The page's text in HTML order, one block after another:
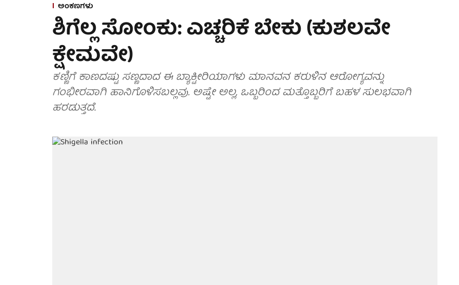
ಅಂಕಣಗಳು
ಶಿಗೆಲ್ಲ ಸೋಂಕು: ಎಚ್ಚರಿಕೆ ಬೇಕು (ಕುಶಲವೇ
ಕ್ಷೇಮವೇ)
ಕಣ್ಣಿಗೆ ಕಾಣದಷ್ಟು ಸಣ್ಣದಾದ ಈ ಬ್ಯಾಕ್ಟೀರಿಯಾಗಳು ಮಾನವನ ಕರುಳಿನ ಆರೋಗ್ಯವನ್ನು
ಗಂಭೀರವಾಗಿ ಹಾನಿಗೊಳಿಸಬಲ್ಲವು. ಅಷ್ಟೇ ಅಲ್ಲ, ಒಬ್ಬರಿಂದ ಮತ್ತೊಬ್ಬರಿಗೆ ಬಹಳ ಸುಲಭವಾಗಿ
ಹರಡುತ್ತದೆ.